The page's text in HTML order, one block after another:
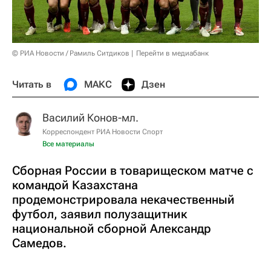
© РИА Новости / Рамиль Ситдиков Перейти в медиабанк
Читать в МАКС Дзен
Василий Конов-мл.
Корреспондент РИА Новости Спорт
Все материалы
Сборная России в товарищеском матче с
командой Казахстана
продемонстрировала некачественный
футбол, заявил полузащитник
национальной сборной Александр
Самедов.